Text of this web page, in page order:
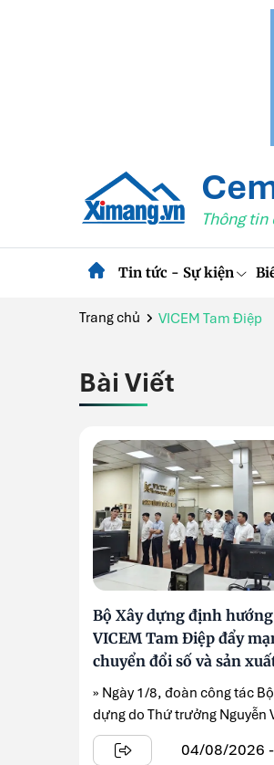
Thông
Tin tức - Sự kiện
Trang chủ VICEM Tam Điệp
Bài Viết
Bộ Xây dựng định hướng
VICEM Tam Điệp đẩy
chuyển đổi số và sản
» Ngày 1/8, đoàn công tác
dựng do Thứ trưởng Nguyễn
Sinh dẫn đầu ...
04/08/2026